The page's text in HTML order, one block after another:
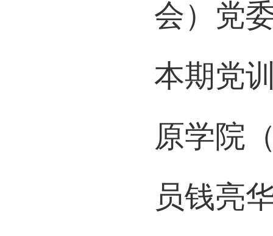
会）党
本期党
原学院
员钱亮